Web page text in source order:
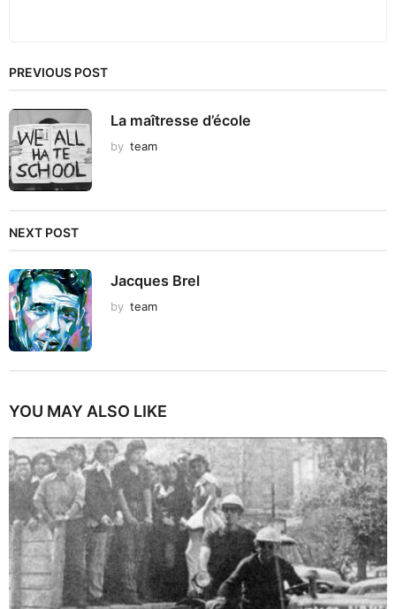
PREVIOUS POST
La maîtresse d’école
by team
NEXT POST
Jacques Brel
by team
YOU MAY ALSO LIKE